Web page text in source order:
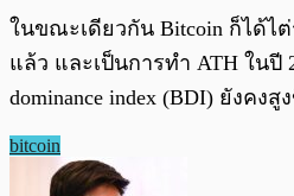
ในขณะเดียวกัน Bitcoin ก็ได้ไ
แล้ว และเป็นการทำ ATH ในปี
dominance index (BDI) ยังคงสู
bitcoin